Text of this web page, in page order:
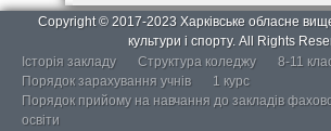
Copyright © 2017-2023 Харківське обласне
культури і спорту. All Rights
Історія закладу
Структура коледжу
8-11
Порядок зарахування учнів
1 курс
Порядок прийому на навчання до закладів
освіти